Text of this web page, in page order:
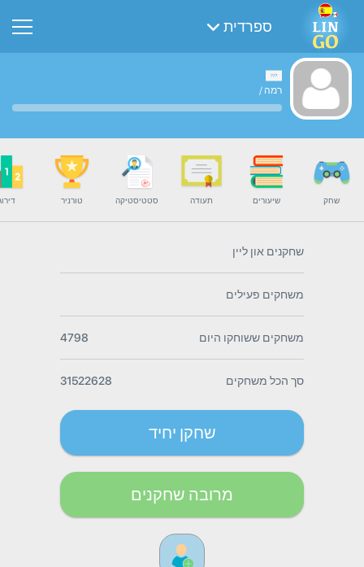
ספרדית
רמה /
שחק שיעורים תעודה סטטיסטיקה טורניר
שחקנים און ליין
משחקים פעילים
משחקים ששוחקו היום 4798
סך הכל משחקים 31522628
שחקן יחיד
מרובה שחקנים